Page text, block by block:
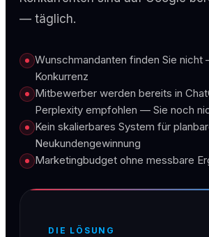
— täglich.
Wunschmandanten finden Sie
Konkurrenz
Mitbewerber werden bereits in
Perplexity empfohlen — Sie noch
Kein skalierbares System für
Neukundengewinnung
Marketingbudget ohne messbare
DIE LÖSUNG